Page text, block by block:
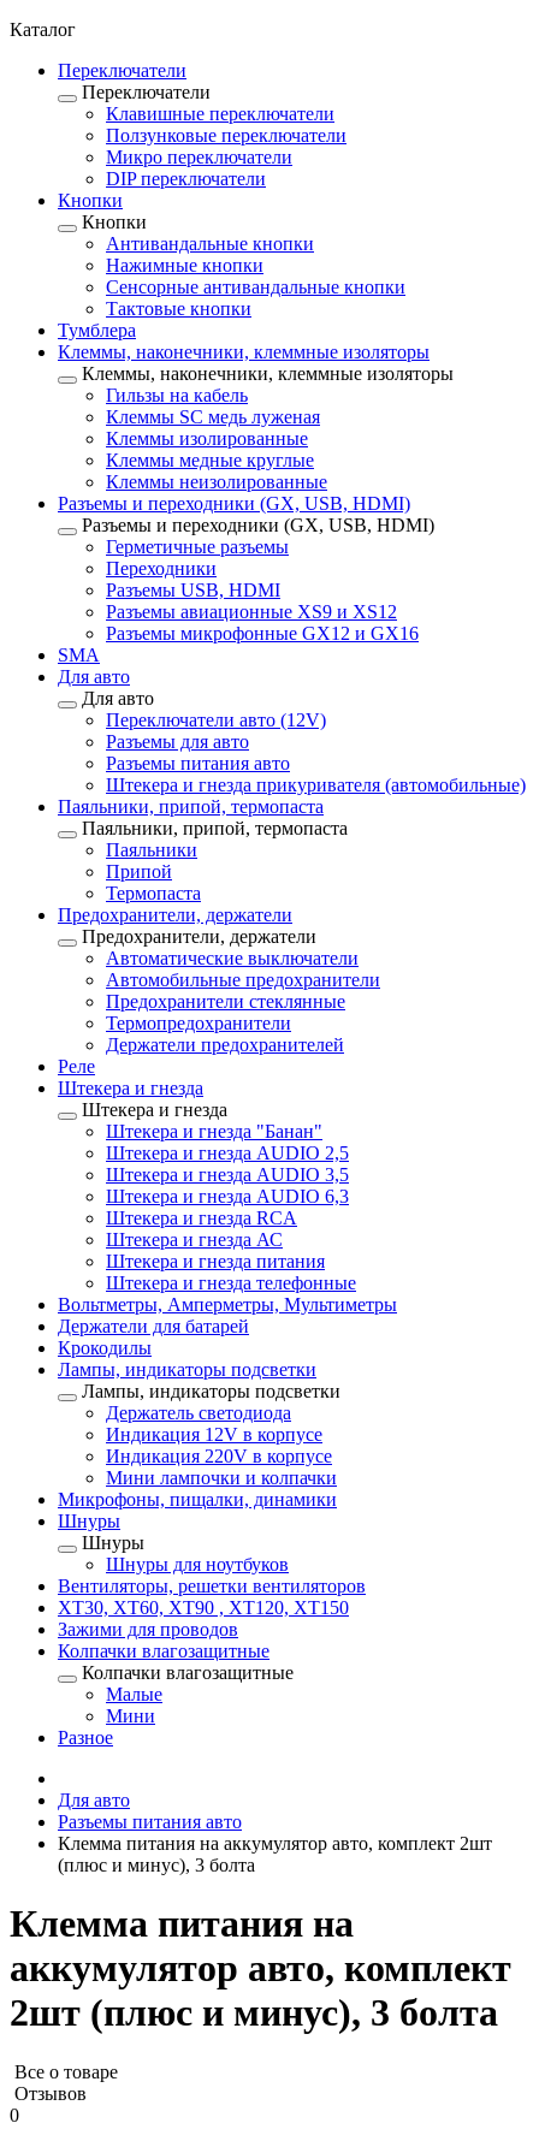
Каталог
Переключатели
Переключатели
Клавишные переключатели
Ползунковые переключатели
Микро переключатели
DIP переключатели
Кнопки
Кнопки
Антивандальные кнопки
Нажимные кнопки
Сенсорные антивандальные кнопки
Тактовые кнопки
Тумблера
Клеммы, наконечники, клеммные изоляторы
Клеммы, наконечники, клеммные изоляторы
Гильзы на кабель
Клеммы SC медь луженая
Клеммы изолированные
Клеммы медные круглые
Клеммы неизолированные
Разъемы и переходники (GX, USB, HDMI)
Разъемы и переходники (GX, USB, HDMI)
Герметичные разъемы
Переходники
Разъемы USB, HDMI
Разъемы авиационные XS9 и XS12
Разъемы микрофонные GX12 и GX16
SMA
Для авто
Для авто
Переключатели авто (12V)
Разъемы для авто
Разъемы питания авто
Штекера и гнезда прикуривателя (автомобильные)
Паяльники, припой, термопаста
Паяльники, припой, термопаста
Паяльники
Припой
Термопаста
Предохранители, держатели
Предохранители, держатели
Автоматические выключатели
Автомобильные предохранители
Предохранители стеклянные
Термопредохранители
Держатели предохранителей
Реле
Штекера и гнезда
Штекера и гнезда
Штекера и гнезда "Банан"
Штекера и гнезда AUDIO 2,5
Штекера и гнезда AUDIO 3,5
Штекера и гнезда AUDIO 6,3
Штекера и гнезда RCA
Штекера и гнезда АС
Штекера и гнезда питания
Штекера и гнезда телефонные
Вольтметры, Амперметры, Мультиметры
Держатели для батарей
Крокодилы
Лампы, индикаторы подсветки
Лампы, индикаторы подсветки
Держатель светодиода
Индикация 12V в корпусе
Индикация 220V в корпусе
Мини лампочки и колпачки
Микрофоны, пищалки, динамики
Шнуры
Шнуры
Шнуры для ноутбуков
Вентиляторы, решетки вентиляторов
XT30, XT60, XT90 , XT120, XT150
Зажими для проводов
Колпачки влагозащитные
Колпачки влагозащитные
Малые
Мини
Разное
Для авто
Разъемы питания авто
Клемма питания на аккумулятор авто, комплект 2шт
(плюс и минус), 3 болта
Клемма питания на
аккумулятор авто, комплект
2шт (плюс и минус), 3 болта
Все о товаре
Отзывов
0